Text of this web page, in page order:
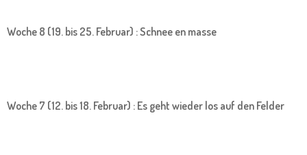
Woche 8 (19. bis 25. Februar) : Schnee en masse
Woche 7 (12. bis 18. Februar) : Es geht wieder los auf den Felder